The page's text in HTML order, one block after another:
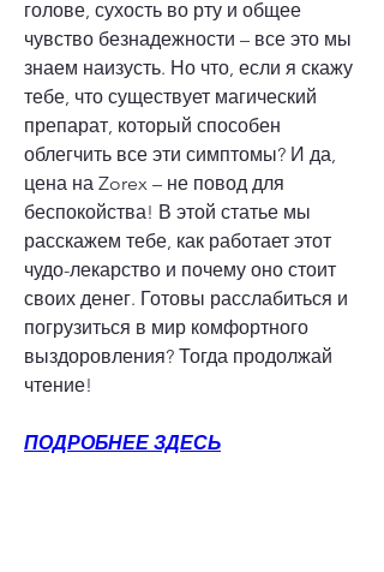
голове, сухость во рту и общее
чувство безнадежности – все это мы
знаем наизусть. Но что, если я скажу
тебе, что существует магический
препарат, который способен
облегчить все эти симптомы? И да,
цена на Zorex – не повод для
беспокойства! В этой статье мы
расскажем тебе, как работает этот
чудо-лекарство и почему оно стоит
своих денег. Готовы расслабиться и
погрузиться в мир комфортного
выздоровления? Тогда продолжай
чтение!
ПОДРОБНЕЕ ЗДЕСЬ